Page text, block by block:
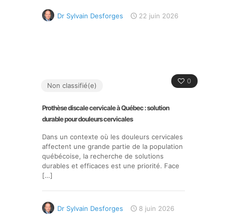
Dr Sylvain Desforges 22 juin 2026
0
Non classifié(e)
Prothèse discale cervicale à Québec : solution
durable pour douleurs cervicales
Dans un contexte où les douleurs cervicales
affectent une grande partie de la population
québécoise, la recherche de solutions
durables et efficaces est une priorité. Face
[…]
Dr Sylvain Desforges 8 juin 2026